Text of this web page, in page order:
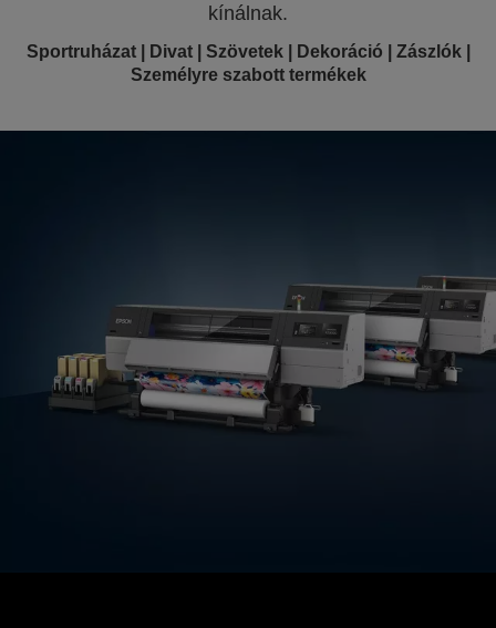
kínálnak.
Sportruházat | Divat | Szövetek | Dekoráció | Zászlók |
Személyre szabott termékek